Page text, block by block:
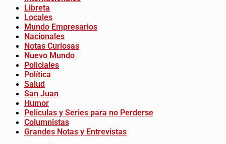
Libreta
Locales
Mundo Empresarios
Nacionales
Notas Curiosas
Nuevo Mundo
Policiales
Política
Salud
San Juan
Humor
Peliculas y Series para no Perderse
Columnistas
Grandes Notas y Entrevistas